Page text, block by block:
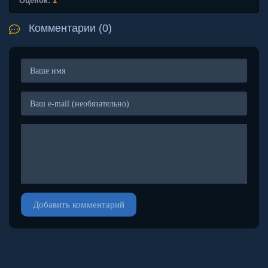
Комментарии (0)
Добавить комментарий